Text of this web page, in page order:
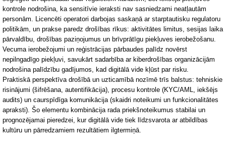
kontrole nodrošina, ka sensitīvie ieraksti nav sasniedzami neatļautām
personām. Licencēti operatori darbojas saskaņā ar starptautisku regulatoru
politikām, un prakse paredz drošības rīkus: aktivitātes limitus, sesijas laika
pārvaldību, drošības paziņojumus un brīvprātīgu piekļuves ierobežošanu.
Vecuma ierobežojumi un reģistrācijas pārbaudes palīdz novērst
nepilngadīgo piekļuvi, savukārt sadarbība ar kiberdrošības organizācijām
nodrošina palīdzību gadījumos, kad digitālā vide kļūst par risku.
Praktiskā perspektīva drošībā un uzticamībā nozīmē trīs balstus: tehniskie
risinājumi (šifrēšana, autentifikācija), procesu kontrole (KYC/AML, iekšējs
audits) un caurspīdīga komunikācija (skaidri noteikumi un funkcionalitātes
apraksti). Šo elementu kombinācija rada priekšnoteikumus stabilai un
prognozējamai pieredzei, kur digitālā vide tiek līdzsvarota ar atbildības
kultūru un pārredzamiem rezultātiem ilgtermiņā.